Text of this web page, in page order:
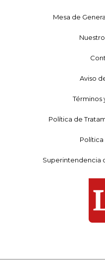
Mesa de
Aviso
Términos
Política de
Superintendencia